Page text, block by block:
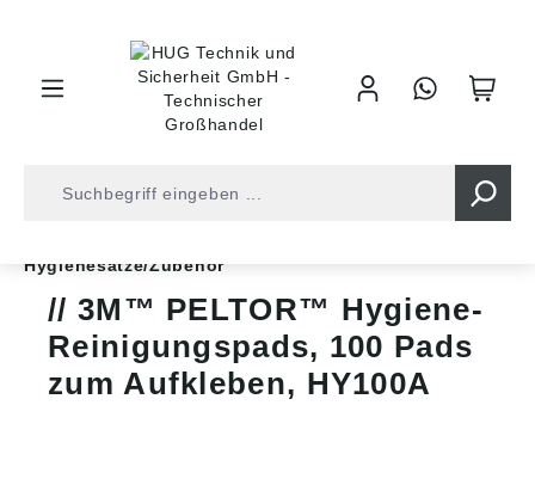
Hygienesätze/Zubehör
3M™ PELTOR™ Hygiene-
Reinigungspads, 100 Pads
zum Aufkleben, HY100A